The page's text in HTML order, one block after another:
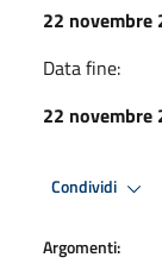
22 novembre
Data fine:
22 novembre
Condividi
Argomenti: